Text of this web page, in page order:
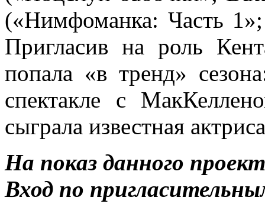
(«Нимфоманка: Часть
Пригласив на роль
попала «в тренд»
спектакле с
сыграла известная
На показ данного
Вход по